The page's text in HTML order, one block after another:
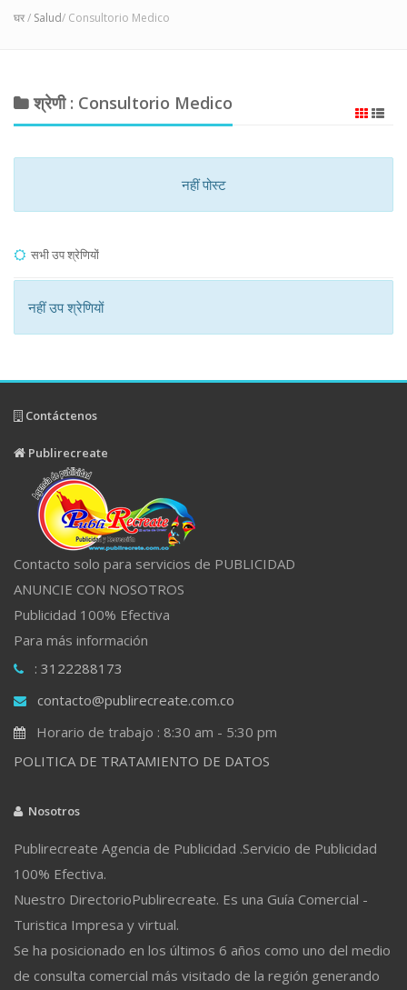
घर/ Salud/ Consultorio Medico
श्रेणी : Consultorio Medico
नहीं पोस्ट
सभी उप श्रेणियों
नहीं उप श्रेणियों
Contáctenos
Publirecreate
Contacto solo para servicios de PUBLICIDAD
ANUNCIE CON NOSOTROS
Publicidad 100% Efectiva
Para más información
: 3122288173
contacto@publirecreate.com.co
Horario de trabajo : 8:30 am - 5:30 pm
POLITICA DE TRATAMIENTO DE DATOS
Nosotros
Publirecreate Agencia de Publicidad .Servicio de Publicidad
100% Efectiva.
Nuestro DirectorioPublirecreate. Es una Guía Comercial -
Turistica Impresa y virtual.
Se ha posicionado en los últimos 6 años como uno del medio
de consulta comercial más visitado de la región generando